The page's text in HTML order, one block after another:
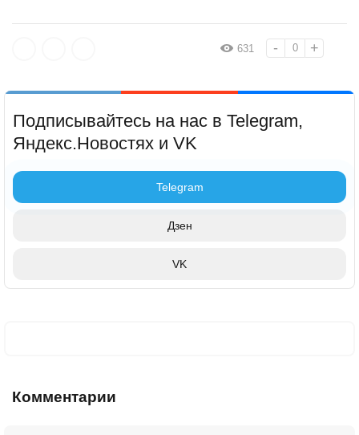
- 0 +
631
Подписывайтесь на нас в Telegram,
Яндекс.Новостях и VK
Telegram
Дзен
VK
Комментарии